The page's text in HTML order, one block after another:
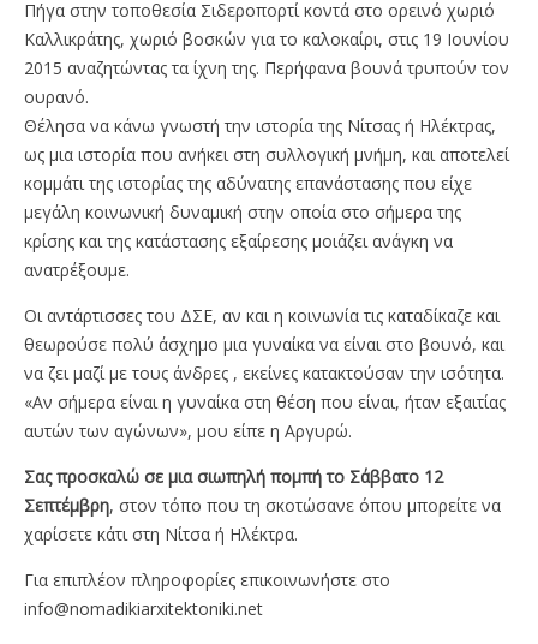
Πήγα στην τοποθεσία Σιδεροπορτί κοντά στο ορεινό χωριό
Καλλικράτης, χωριό βοσκών για το καλοκαίρι, στις 19 Ιουνίου
2015 αναζητώντας τα ίχνη της. Περήφανα βουνά τρυπούν τον
ουρανό.
Θέλησα να κάνω γνωστή την ιστορία της Νίτσας ή Ηλέκτρας,
ως μια ιστορία που ανήκει στη συλλογική μνήμη, και αποτελεί
κομμάτι της ιστορίας της αδύνατης επανάστασης που είχε
μεγάλη κοινωνική δυναμική στην οποία στο σήμερα της
κρίσης και της κατάστασης εξαίρεσης μοιάζει ανάγκη να
ανατρέξουμε.
Οι αντάρτισσες του ΔΣΕ, αν και η κοινωνία τις καταδίκαζε και
θεωρούσε πολύ άσχημο μια γυναίκα να είναι στο βουνό, και
να ζει μαζί με τους άνδρες , εκείνες κατακτούσαν την ισότητα.
«Αν σήμερα είναι η γυναίκα στη θέση που είναι, ήταν εξαιτίας
αυτών των αγώνων», μου είπε η Αργυρώ.
Σας προσκαλώ σε μια σιωπηλή πομπή το Σάββατο 12
Σεπτέμβρη, στον τόπο που τη σκοτώσανε όπου μπορείτε να
χαρίσετε κάτι στη Νίτσα ή Ηλέκτρα.
Για επιπλέον πληροφορίες επικοινωνήστε στο
info@nomadikiarxitektoniki.net